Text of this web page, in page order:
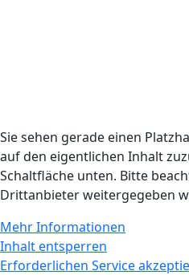
Sie sehen gerade einen
auf den eigentlichen Inhalt
Schaltfläche unten. Bitte
Drittanbieter weitergegeben
Mehr Informationen
Inhalt entsperren
Erforderlichen Service